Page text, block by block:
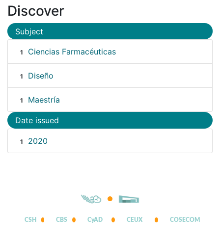
Discover
Subject
1 Ciencias Farmacéuticas
1 Diseño
1 Maestría
Date issued
1 2020
CSH CBS CyAD CEUX COSECOM